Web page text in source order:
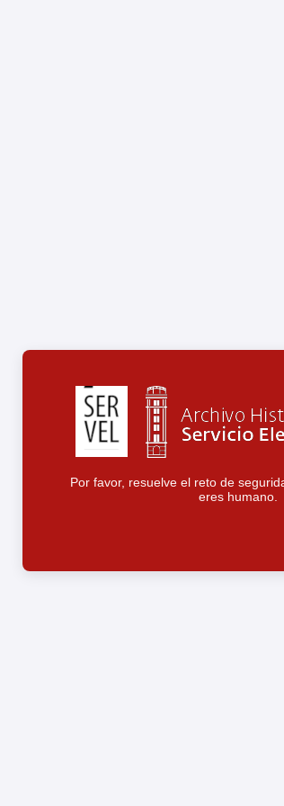
Por favor, resuelve el reto de
eres humano.